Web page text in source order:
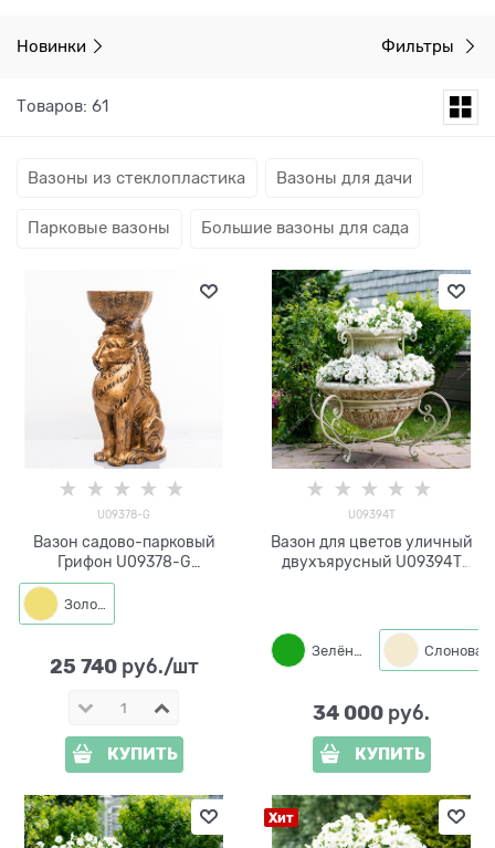
Новинки Фильтры
Товаров: 61
Вазоны из стеклопластика Вазоны для дачи
Парковые вазоны Большие вазоны для сада
U09378-G
Вазон садово-парковый
Грифон U09378-G
стеклопластик под золото
25 740 руб./шт
КУПИТЬ
U09394T
Вазон для цветов уличный
двухъярусный U09394T
34 000 руб.
КУПИТЬ
Хит